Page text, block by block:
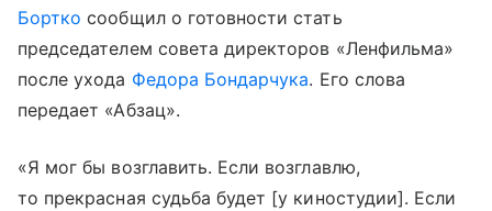
Бортко сообщил о готовности стать
председателем совета директоров «Ленфильма»
после ухода Федора Бондарчука. Его слова
передает «Абзац».
«Я мог бы возглавить. Если возглавлю,
то прекрасная судьба будет [у киностудии]. Если